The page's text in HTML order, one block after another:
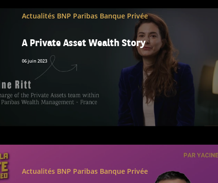
Actualités BNP Paribas Banque Privée
A Private Asset Wealth Story
06 juin 2023
Actualités BNP Paribas Banque Privée